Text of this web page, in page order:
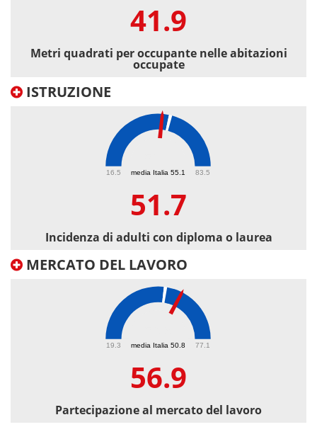
41.9
Metri quadrati per occupante nelle abitazioni
occupate
ISTRUZIONE
media Italia 55.1
16.5 83.5
51.7
Incidenza di adulti con diploma o laurea
MERCATO DEL LAVORO
media Italia 50.8
19.3 77.1
56.9
Partecipazione al mercato del lavoro